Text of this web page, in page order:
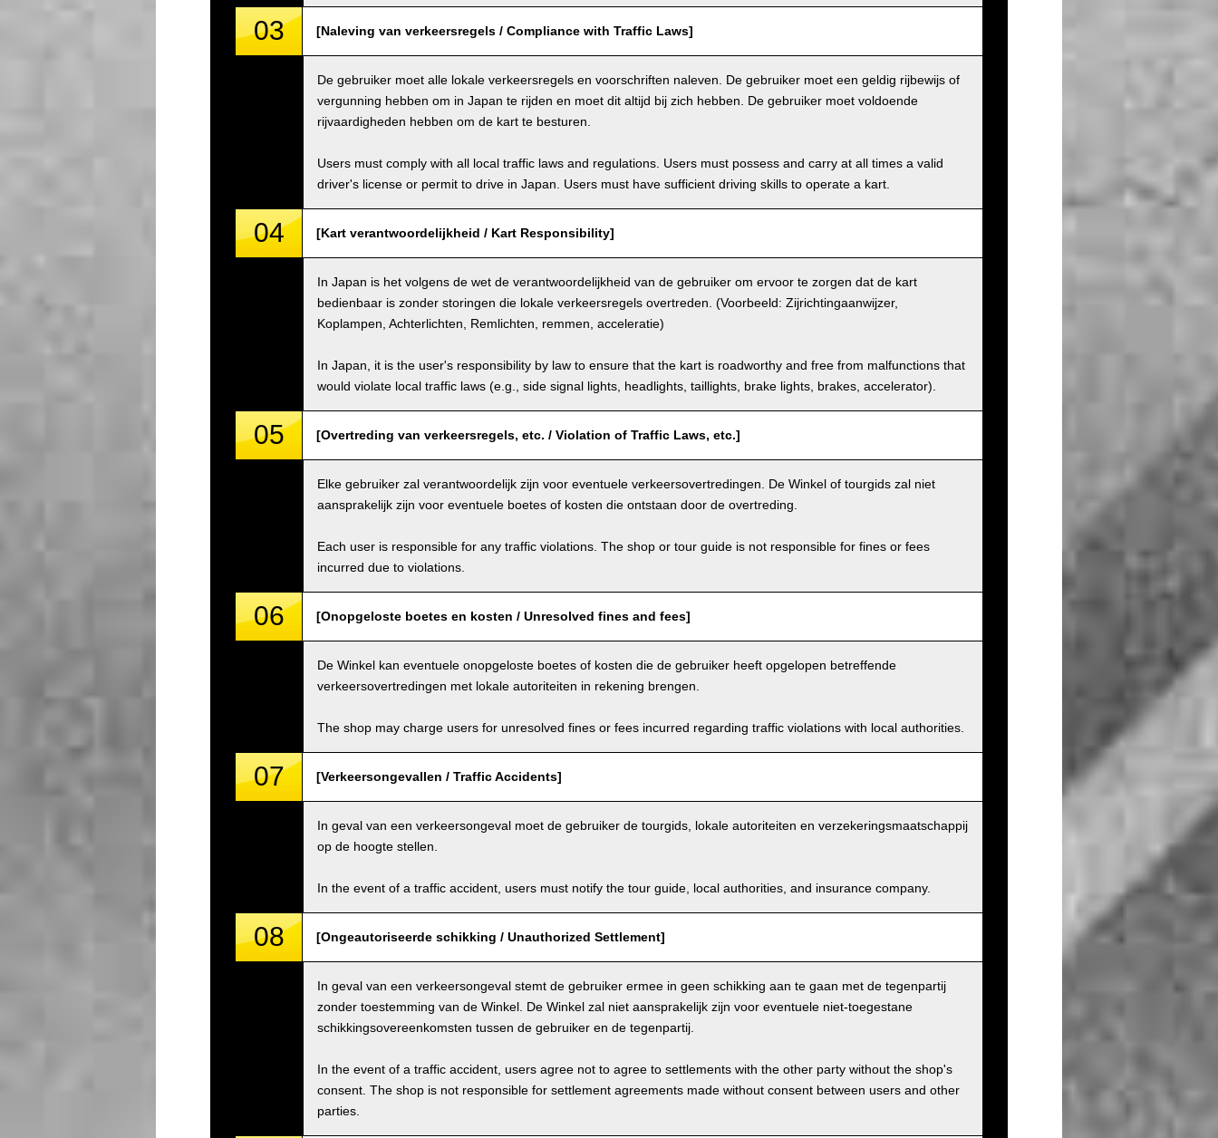
03 [Naleving van verkeersregels / Compliance with Traffic Laws]
De gebruiker moet alle lokale verkeersregels en voorschriften naleven. De gebruiker moet een geldig rijbewijs of
vergunning hebben om in Japan te rijden en moet dit altijd bij zich hebben. De gebruiker moet voldoende
rijvaardigheden hebben om de kart te besturen.
Users must comply with all local traffic laws and regulations. Users must possess and carry at all times a valid
driver's license or permit to drive in Japan. Users must have sufficient driving skills to operate a kart.
04 [Kart verantwoordelijkheid / Kart Responsibility]
In Japan is het volgens de wet de verantwoordelijkheid van de gebruiker om ervoor te zorgen dat de kart
bedienbaar is zonder storingen die lokale verkeersregels overtreden. (Voorbeeld: Zijrichtingaanwijzer,
Koplampen, Achterlichten, Remlichten, remmen, acceleratie)
In Japan, it is the user's responsibility by law to ensure that the kart is roadworthy and free from malfunctions that
would violate local traffic laws (e.g., side signal lights, headlights, taillights, brake lights, brakes, accelerator).
05 [Overtreding van verkeersregels, etc. / Violation of Traffic Laws, etc.]
Elke gebruiker zal verantwoordelijk zijn voor eventuele verkeersovertredingen. De Winkel of tourgids zal niet
aansprakelijk zijn voor eventuele boetes of kosten die ontstaan door de overtreding.
Each user is responsible for any traffic violations. The shop or tour guide is not responsible for fines or fees
incurred due to violations.
06 [Onopgeloste boetes en kosten / Unresolved fines and fees]
De Winkel kan eventuele onopgeloste boetes of kosten die de gebruiker heeft opgelopen betreffende
verkeersovertredingen met lokale autoriteiten in rekening brengen.
The shop may charge users for unresolved fines or fees incurred regarding traffic violations with local authorities.
07 [Verkeersongevallen / Traffic Accidents]
In geval van een verkeersongeval moet de gebruiker de tourgids, lokale autoriteiten en verzekeringsmaatschappij
op de hoogte stellen.
In the event of a traffic accident, users must notify the tour guide, local authorities, and insurance company.
08 [Ongeautoriseerde schikking / Unauthorized Settlement]
In geval van een verkeersongeval stemt de gebruiker ermee in geen schikking aan te gaan met de tegenpartij
zonder toestemming van de Winkel. De Winkel zal niet aansprakelijk zijn voor eventuele niet-toegestane
schikkingsovereenkomsten tussen de gebruiker en de tegenpartij.
In the event of a traffic accident, users agree not to agree to settlements with the other party without the shop's
consent. The shop is not responsible for settlement agreements made without consent between users and other
parties.